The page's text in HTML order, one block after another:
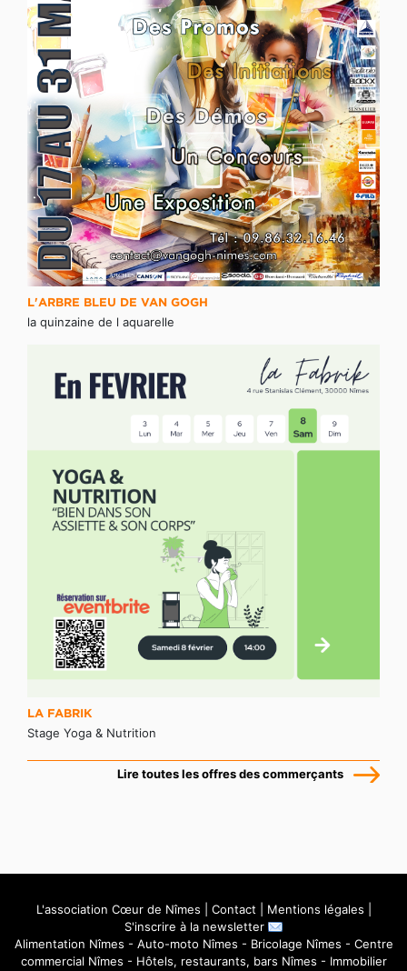
L'ARBRE BLEU DE VAN GOGH
la quinzaine de l aquarelle
LA FABRIK
Stage Yoga & Nutrition
Lire toutes les offres des commerçants
L'association Cœur de Nîmes Contact Mentions légales
S'inscrire à la newsletter
Alimentation Nîmes - Auto-moto Nîmes - Bricolage Nîmes - Centre
commercial Nîmes - Hôtels, restaurants, bars Nîmes - Immobilier